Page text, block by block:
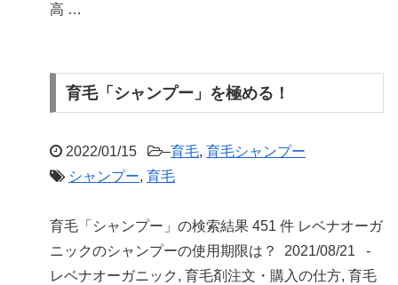
高 …
育毛「シャンプー」を極める！
2022/01/15 –育毛, 育毛シャンプー
シャンプー, 育毛
育毛「シャンプー」の検索結果 451 件 レベナオーガ
ニックのシャンプーの使用期限は？ 2021/08/21 -
レベナオーガニック, 育毛剤注文・購入の仕方, 育毛